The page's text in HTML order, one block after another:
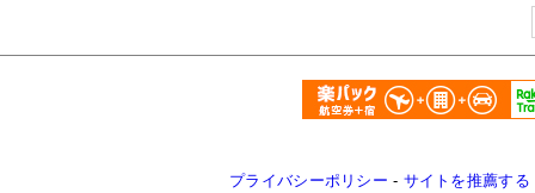
プライバシーポリシー - サイトを推薦する